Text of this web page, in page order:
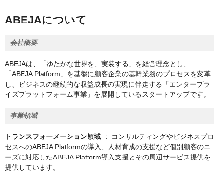
ABEJAについて
会社概要
ABEJAは、「ゆたかな世界を、実装する」を経営理念とし、
「ABEJA Platform」を基盤に顧客企業の基幹業務のプロセスを変革
し、ビジネスの継続的な収益成長の実現に伴走する「エンタープラ
イズプラットフォーム事業」を展開しているスタートアップです。
事業領域
トランスフォーメーション領域 ： コンサルティングやビジネスプロ
セスへのABEJA Platformの導入、人材育成の支援など個別顧客のニ
ーズに対応したABEJA Platform導入支援とその周辺サービス提供を
提供しています。